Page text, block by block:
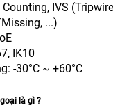
IVS
...)
IK10
-30°C ~ +60°C
là gì ?